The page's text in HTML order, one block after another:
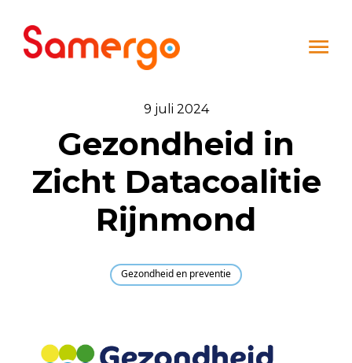
9 juli 2024
Gezondheid in
Zicht Datacoalitie
Rijnmond
Gezondheid en preventie